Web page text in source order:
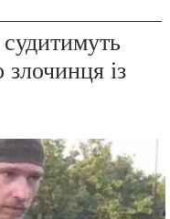
злочинця із